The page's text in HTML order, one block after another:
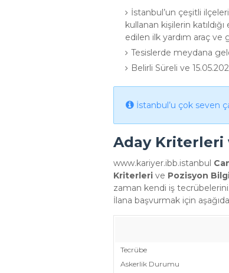
İstanbul’un çeşitli
kullanan kişilerin
edilen ilk yardım araç
Tesislerde meydana
Belirli Süreli ve
İstanbul’u çok seven
Aday Kriterleri
www.kariyer.ibb.istanbul
Kriterleri ve Pozisyon
zaman kendi iş
İlana başvurmak için
Tecrübe
Askerlik Durumu